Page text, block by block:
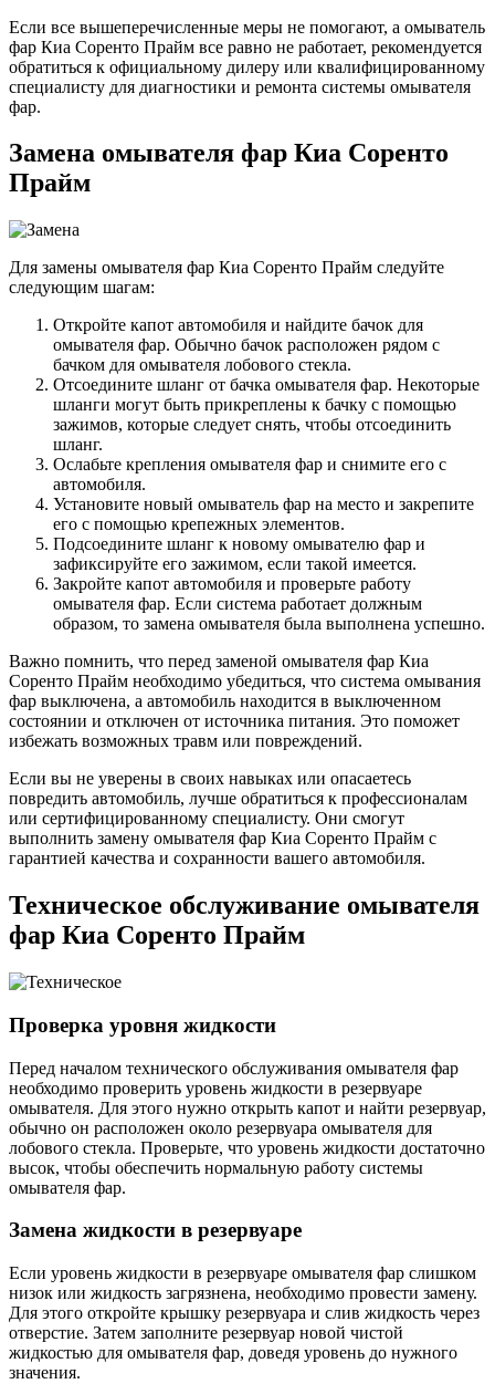
Если все вышеперечисленные меры не помогают, а омыватель
фар Киа Соренто Прайм все равно не работает, рекомендуется
обратиться к официальному дилеру или квалифицированному
специалисту для диагностики и ремонта системы омывателя
фар.
Замена омывателя фар Киа Соренто
Прайм
Для замены омывателя фар Киа Соренто Прайм следуйте
следующим шагам:
Откройте капот автомобиля и найдите бачок для
омывателя фар. Обычно бачок расположен рядом с
бачком для омывателя лобового стекла.
Отсоедините шланг от бачка омывателя фар. Некоторые
шланги могут быть прикреплены к бачку с помощью
зажимов, которые следует снять, чтобы отсоединить
шланг.
Ослабьте крепления омывателя фар и снимите его с
автомобиля.
Установите новый омыватель фар на место и закрепите
его с помощью крепежных элементов.
Подсоедините шланг к новому омывателю фар и
зафиксируйте его зажимом, если такой имеется.
Закройте капот автомобиля и проверьте работу
омывателя фар. Если система работает должным
образом, то замена омывателя была выполнена успешно.
Важно помнить, что перед заменой омывателя фар Киа
Соренто Прайм необходимо убедиться, что система омывания
фар выключена, а автомобиль находится в выключенном
состоянии и отключен от источника питания. Это поможет
избежать возможных травм или повреждений.
Если вы не уверены в своих навыках или опасаетесь
повредить автомобиль, лучше обратиться к профессионалам
или сертифицированному специалисту. Они смогут
выполнить замену омывателя фар Киа Соренто Прайм с
гарантией качества и сохранности вашего автомобиля.
Техническое обслуживание омывателя
фар Киа Соренто Прайм
Проверка уровня жидкости
Перед началом технического обслуживания омывателя фар
необходимо проверить уровень жидкости в резервуаре
омывателя. Для этого нужно открыть капот и найти резервуар,
обычно он расположен около резервуара омывателя для
лобового стекла. Проверьте, что уровень жидкости достаточно
высок, чтобы обеспечить нормальную работу системы
омывателя фар.
Замена жидкости в резервуаре
Если уровень жидкости в резервуаре омывателя фар слишком
низок или жидкость загрязнена, необходимо провести замену.
Для этого откройте крышку резервуара и слив жидкость через
отверстие. Затем заполните резервуар новой чистой
жидкостью для омывателя фар, доведя уровень до нужного
значения.